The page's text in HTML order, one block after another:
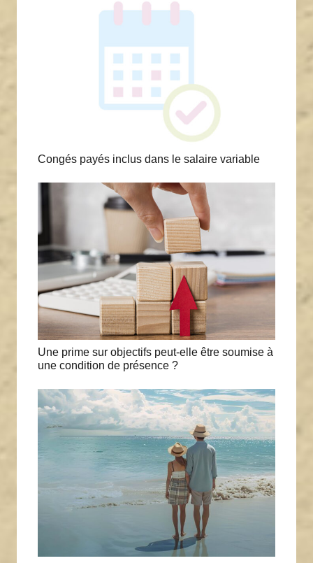
Congés payés inclus dans le salaire variable
Une prime sur objectifs peut-elle être soumise à
une condition de présence ?